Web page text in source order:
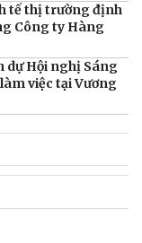
tế thị trường định
Công ty Hàng
dự Hội nghị Sáng
việc tại Vương